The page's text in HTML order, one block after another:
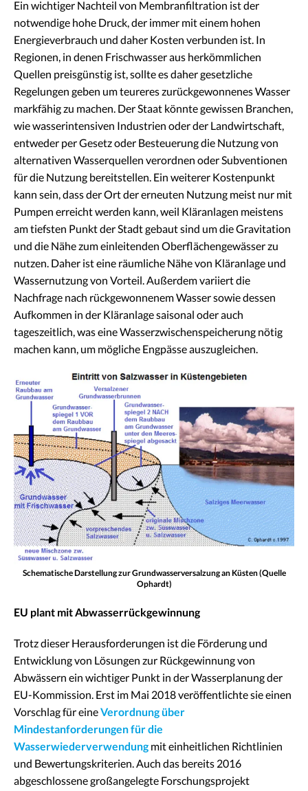
Ein wichtiger Nachteil von Membranfiltration ist der
notwendige hohe Druck, der immer mit einem hohen
Energieverbrauch und daher Kosten verbunden ist. In
Regionen, in denen Frischwasser aus herkömmlichen
Quellen preisgünstig ist, sollte es daher gesetzliche
Regelungen geben um teureres zurückgewonnenes Wasser
markfähig zu machen. Der Staat könnte gewissen Branchen,
wie wasserintensiven Industrien oder der Landwirtschaft,
entweder per Gesetz oder Besteuerung die Nutzung von
alternativen Wasserquellen verordnen oder Subventionen
für die Nutzung bereitstellen. Ein weiterer Kostenpunkt
kann sein, dass der Ort der erneuten Nutzung meist nur mit
Pumpen erreicht werden kann, weil Kläranlagen meistens
am tiefsten Punkt der Stadt gebaut sind um die Gravitation
und die Nähe zum einleitenden Oberflächengewässer zu
nutzen. Daher ist eine räumliche Nähe von Kläranlage und
Wassernutzung von Vorteil. Außerdem variiert die
Nachfrage nach rückgewonnenem Wasser sowie dessen
Aufkommen in der Kläranlage saisonal oder auch
tageszeitlich, was eine Wasserzwischenspeicherung nötig
machen kann, um mögliche Engpässe auszugleichen.
Schematische Darstellung zur Grundwasserversalzung an Küsten (Quelle
Ophardt)
EU plant mit Abwasserrückgewinnung
Trotz dieser Herausforderungen ist die Förderung und
Entwicklung von Lösungen zur Rückgewinnung von
Abwässern ein wichtiger Punkt in der Wasserplanung der
EU-Kommission. Erst im Mai 2018 veröffentlichte sie einen
Vorschlag für eineVerordnung über
Mindestanforderungen für die
Wasserwiederverwendung mit einheitlichen Richtlinien
und Bewertungskriterien. Auch das bereits 2016
abgeschlossene großangelegte Forschungsprojekt